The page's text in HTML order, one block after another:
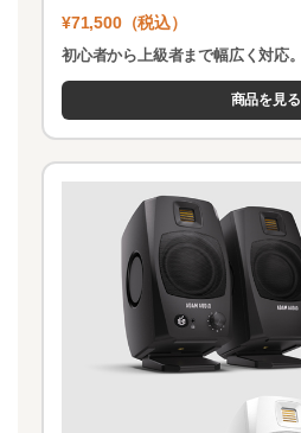
¥71,500（税込）
初心者から上級者まで幅広く対応。
商品を見る